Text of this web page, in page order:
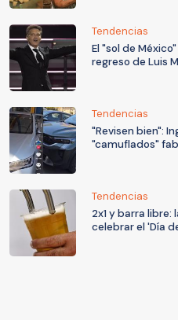
Tendencias
El "sol de
regreso de Luis
Tendencias
"Revisen bien":
"camuflados"
Tendencias
2x1 y barra
celebrar el 'Día